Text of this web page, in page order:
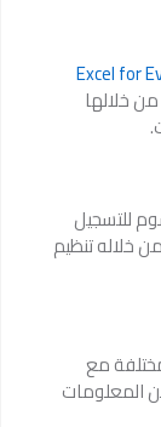
خلالها
للتسجيل
خلاله تنظيم
مع
المعلومات